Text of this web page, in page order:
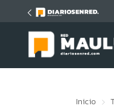
Inicio